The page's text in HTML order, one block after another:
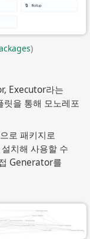
)
Executor라는
릿을 통해 모노레포
로 패키지로
치해 사용할 수
Generator를